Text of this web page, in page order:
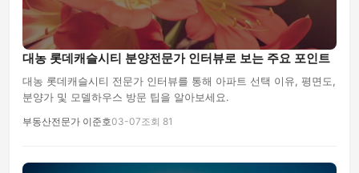
대농 롯데캐슬시티 분양전문가 인터뷰로 보는 주요 포인트
대농 롯데캐슬시티 전문가 인터뷰를 통해 아파트 선택 이유, 평면도,
분양가 및 모델하우스 방문 팁을 알아보세요.
부동산전문가 이준호03-07조회 81